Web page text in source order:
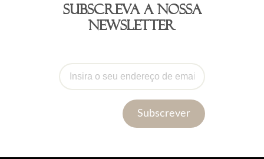
Subscreva a nossa
newsletter
Subscrever